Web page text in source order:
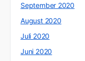
September 2020
August 2020
Juli 2020
Juni 2020